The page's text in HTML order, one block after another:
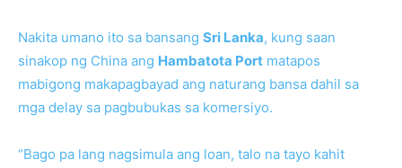
Nakita umano ito sa bansang Sri Lanka, kung saan
sinakop ng China ang Hambatota Port matapos
mabigong makapagbayad ang naturang bansa dahil sa
mga delay sa pagbubukas sa komersiyo.
“Bago pa lang nagsimula ang loan, talo na tayo kahit